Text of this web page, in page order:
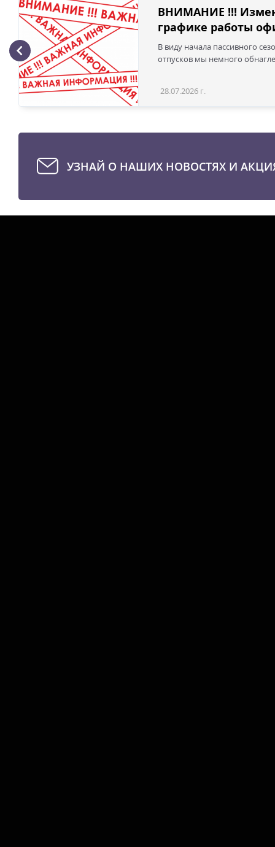
ВНИМАНИЕ !!!
графике работы
В виду начала пассивного
отпусков мы немного
28.07.2026 г.
УЗНАЙ О НАШИХ НОВОСТЯХ И